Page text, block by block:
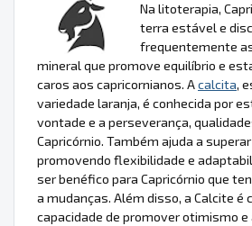
Na litoterapia,
terra estável e
frequentemente
mineral que promove equilíbrio e
caros aos capricornianos. Acalcita,
variedade laranja, é conhecida por
vontade e a perseverança,
Capricórnio. Também ajuda a
promovendo flexibilidade e
ser benéfico para Capricórnio que
a mudanças. Além disso, a Calcite é
capacidade de promover otimismo e